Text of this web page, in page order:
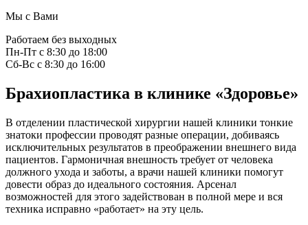
Мы с Вами
Работаем без выходных
Пн-Пт с 8:30 до 18:00
Сб-Вс с 8:30 до 16:00
Брахиопластика в клинике «Здоровье»
В отделении пластической хирургии нашей клиники тонкие
знатоки профессии проводят разные операции, добиваясь
исключительных результатов в преображении внешнего вида
пациентов. Гармоничная внешность требует от человека
должного ухода и заботы, а врачи нашей клиники помогут
довести образ до идеального состояния. Арсенал
возможностей для этого задействован в полной мере и вся
техника исправно «работает» на эту цель.